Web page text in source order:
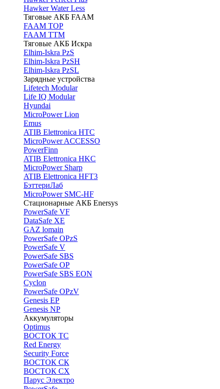
Hawker Water Less
Тяговые АКБ FAAM
FAAM TOP
FAAM TTM
Тяговые АКБ Искра
Elhim-Iskra PzS
Elhim-Iskra PzSH
Elhim-Iskra PzSL
Зарядные устройства
Lifetech Modular
Life IQ Modular
Hyundai
MicroPower Lion
Emus
ATIB Elettronica HTC
MicroPower ACCESSO
PowerFinn
ATIB Elettronica HKC
MicroPower Sharp
ATIB Elettronica HFT3
БэттериЛаб
MicroPower SMC-HF
Стационарные АКБ Enersys
PowerSafe VF
DataSafe XE
GAZ lomain
PowerSafe OPzS
PowerSafe V
PоwerSafe SBS
PowerSafe OP
PоwerSafe SBS EON
Cyclon
PowerSafe OPzV
Genesis EP
Genesis NP
Аккумуляторы
Optimus
ВОСТОК ТС
Red Energy
Security Force
ВОСТОК СК
ВОСТОК СХ
Парус Электро